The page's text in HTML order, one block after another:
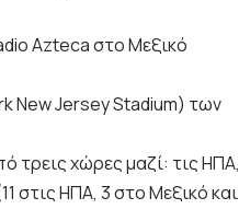
Azteca στο Μεξικό
New Jersey Stadium) των
τρεις χώρες μαζί: τις ΗΠΑ,
στις ΗΠΑ, 3 στο Μεξικό και